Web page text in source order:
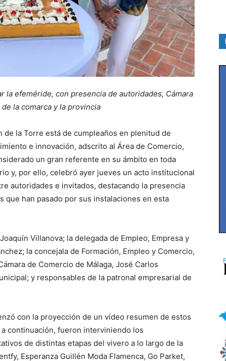
efeméride, con presencia de autoridades, Cámara
la comarca y la provincia
de la Torre está de cumpleaños en plenitud de
e innovación, adscrito al Área de Comercio,
un gran referente en su ámbito en toda
y, por ello, celebró ayer jueves un acto institucional
autoridades e invitados, destacando la presencia
que han pasado por sus instalaciones en esta
Villanova; la delegada de Empleo, Empresa y
la concejala de Formación, Empleo y Comercio,
de Comercio de Málaga, José Carlos
y responsables de la patronal empresarial de
con la proyección de un vídeo resumen de estos
continuación, fueron interviniendo los
de distintas etapas del vivero a lo largo de la
Esperanza Guillén Moda Flamenca, Go Parket,